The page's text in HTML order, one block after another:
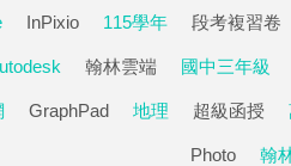
InPixio 115學年 段考複習卷
翰林雲端 國中三年級
GraphPad 地理 超級函授
Photo 翰